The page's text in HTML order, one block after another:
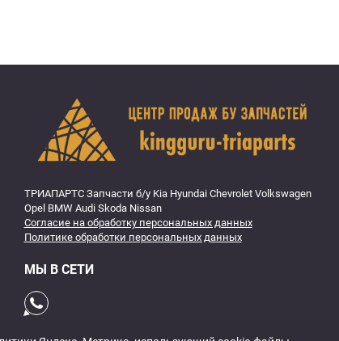
ТРИАПАРТС Запчасти б/у Kia Hyundai Chevrolet Volkswagen
Opel BMW Audi Skoda Nissan
Согласие на обработку персональных данных
Политике обработки персональных данных
МЫ В СЕТИ